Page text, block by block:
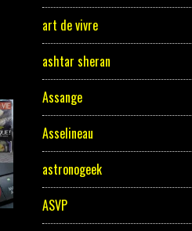
art de vivre
ashtar sheran
Assange
Asselineau
astronogeek
ASVP